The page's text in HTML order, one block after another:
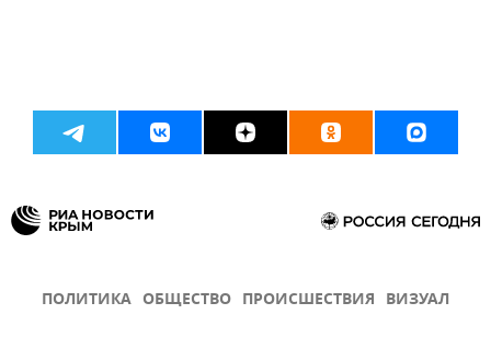
ПОЛИТИКА ОБЩЕСТВО ПРОИСШЕСТВИЯ ВИЗУАЛ